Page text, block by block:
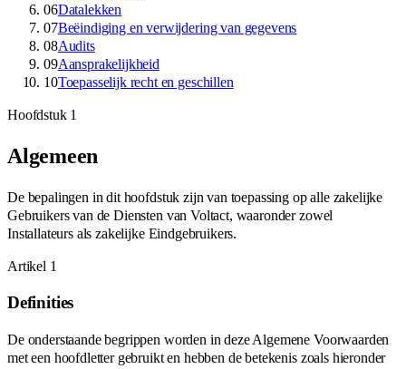
06Datalekken
07Beëindiging en verwijdering van gegevens
08Audits
09Aansprakelijkheid
10Toepasselijk recht en geschillen
Hoofdstuk 1
Algemeen
De bepalingen in dit hoofdstuk zijn van toepassing op alle zakelijke
Gebruikers van de Diensten van Voltact, waaronder zowel
Installateurs als zakelijke Eindgebruikers.
Artikel 1
Definities
De onderstaande begrippen worden in deze Algemene Voorwaarden
met een hoofdletter gebruikt en hebben de betekenis zoals hieronder